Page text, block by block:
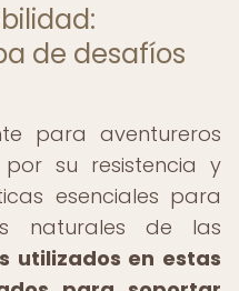
de desafíos
para aventureros
su resistencia y
esenciales para
naturales de las
utilizados en estas